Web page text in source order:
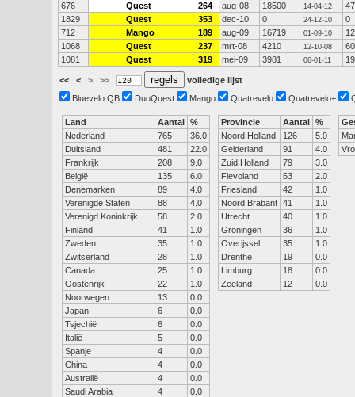
676
Quest 264 aug-08 18500 14-04-12
1829
Quest 353 dec-10 0 24-12-10
0
712
Mango 189 aug-09 16719 01-09-10
1068
Quest 237 mrt-08 4210 12-10-08
1081
Quest 319 mei-09 3981 06-01-11
<< < > >>
volledige lijst
Bluevelo QB
DuoQuest Mango Quatrevelo Quatrevelo+
Land Aantal %
Nederland
765
36.0
Duitsland
481
22.0
Frankrijk
208
9.0
België
135
6.0
Denemarken
89
4.0
Verenigde Staten
88
4.0
Verenigd Koninkrijk
58
2.0
Finland
41
1.0
Zweden
35
1.0
Zwitserland
28
1.0
Canada
25
1.0
Oostenrijk
22
1.0
Noorwegen
13
0.0
Japan
6
0.0
Tsjechië
6
0.0
Italië
5
0.0
Spanje
4
0.0
China
4
0.0
Australië
4
0.0
Saudi Arabia
4
0.0
Provincie Aantal %
Noord Holland
126
5.0
Gelderland
91
4.0
Zuid Holland
79
3.0
Flevoland
63
2.0
Friesland
42
1.0
Noord Brabant 41
1.0
Utrecht
40
1.0
Groningen
36
1.0
Overijssel
35
1.0
Drenthe
19
0.0
Limburg
18
0.0
Zeeland
12 0.0